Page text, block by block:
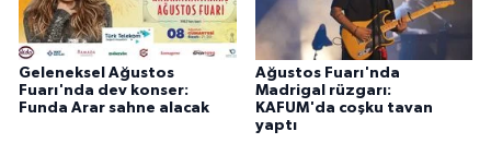
Geleneksel Ağustos
Fuarı'nda dev konser:
Funda Arar sahne alacak
Ağustos Fuarı'nda
Madrigal rüzgarı:
KAFUM'da coşku tavan
yaptı